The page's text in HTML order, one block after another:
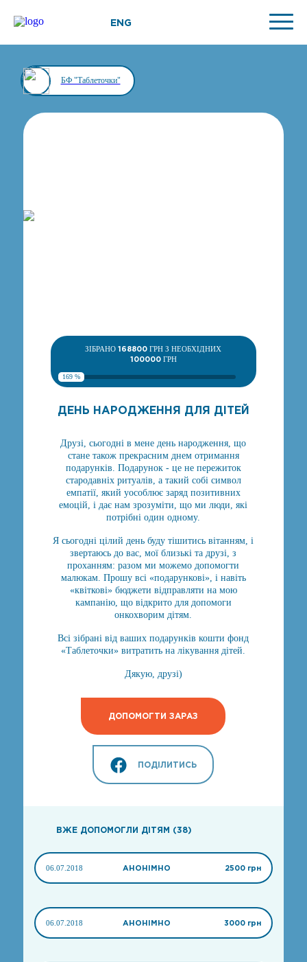
ENG
БФ "Таблеточки"
ЗІБРАНО168800 ГРН З НЕОБХІДНИХ
100000ГРН
169 %
ДЕНЬ НАРОДЖЕННЯ ДЛЯ ДІТЕЙ
Друзі, сьогодні в мене день народження, що
стане також прекрасним днем отримання
подарунків. Подарунок - це не пережиток
стародавніх ритуалів, а такий собі символ
емпатії, який уособлює заряд позитивних
емоцій, і дає нам зрозуміти, що ми люди, які
потрібні один одному.
Я сьогодні цілий день буду тішитись вітанням, і
звертаюсь до вас, мої близькі та друзі, з
проханням: разом ми можемо допомогти
малюкам. Прошу всі «подарункові», і навіть
«квіткові» бюджети відправляти на мою
кампанію, що відкрито для допомоги
онкохворим дітям.
Всі зібрані від ваших подарунків кошти фонд
«Таблеточки» витратить на лікування дітей.
Дякую, друзі)
ДОПОМОГТИ ЗАРАЗ
ПОДІЛИТИСЬ
ВЖЕ ДОПОМОГЛИ ДІТЯМ (38)
06.07.2018 АНОНІМНО 2500 грн
06.07.2018 АНОНІМНО 3000 грн